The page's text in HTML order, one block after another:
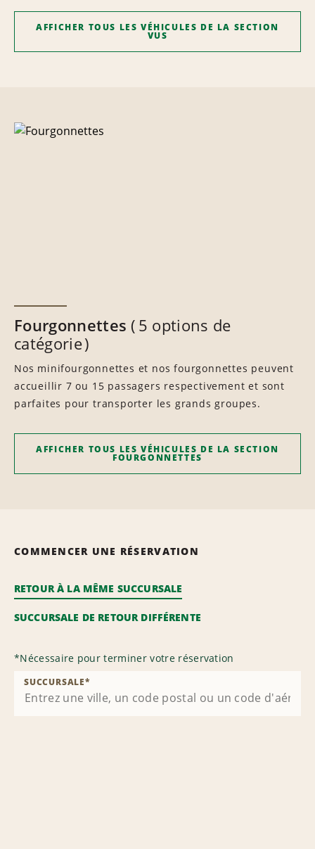
AFFICHER TOUS LES VÉHICULES DE LA SECTION
VUS
Fourgonnettes
5 options de
catégorie
Nos minifourgonnettes et nos fourgonnettes peuvent
accueillir 7 ou 15 passagers respectivement et sont
parfaites pour transporter les grands groupes.
AFFICHER TOUS LES VÉHICULES DE LA SECTION
FOURGONNETTES
COMMENCER UNE RÉSERVATION
RETOUR À LA MÊME SUCCURSALE
SUCCURSALE DE RETOUR DIFFÉRENTE
*Nécessaire pour terminer votre réservation
SUCCURSALE*